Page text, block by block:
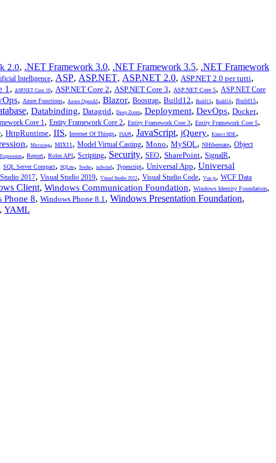
2.0, .NET Framework 3.0, .NET Framework 3.5, .NET Framework
Intelligence, ASP, ASP.NET, ASP.NET 2.0, ASP.NET 2.0 per tutti,
1 , ASP.NET Core 10, ASP.NET Core 2, ASP.NET Core 3, ASP.NET Core 5, ASP.NET Core
, Azure Functions, Azure OpenAI, Blazor, Boostrap, Build12, Build13, Build14, Build15,
, Databinding, Datagrid, Deep Zoom, Deployment, DevOps, Docker,
Core 1 , Entity Framework Core 2, Entity Framework Core 3, Entity Framework Core 5,
, HttpRuntime, IIS, Internet Of Things, ISAPI, JavaScript, jQuery, Kinect SDK,
, Mirroring, MIX11 , Model Virtual Casting, Mono, MySQL, NHibernate, Object
, Report, Roles API, Scripting, Security, SEO, SharePoint, SignalR,
SQL Server Compact, SQLite, Svelte, tailwind , Typescript, Universal App, Universal
2017, Visual Studio 2019, Visual Studio 2022, Visual Studio Code, Vue.js, WCF Data
Client, Windows Communication Foundation, Windows Identity Foundation,
Phone 8, Windows Phone 8.1 , Windows Presentation Foundation,
, YAML